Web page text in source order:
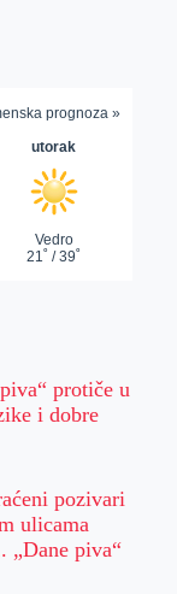
protiče u
i dobre
pozivari
ulicama
„Dane piva“